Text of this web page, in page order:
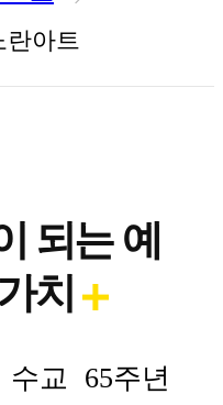
란아트
되는 예
치
교 65주년